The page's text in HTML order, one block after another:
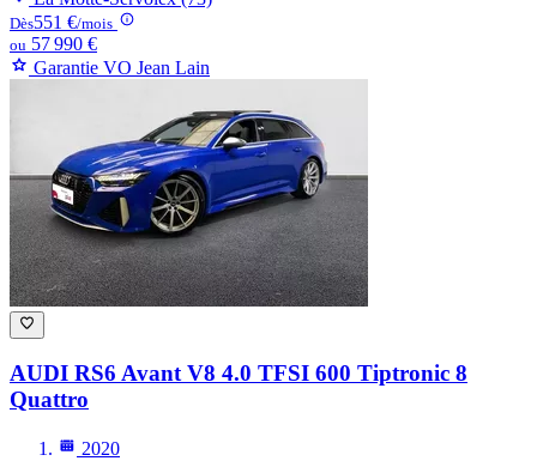
Dès551 €/mois
ou 57 990 €
Garantie VO Jean Lain
AUDI RS6 Avant V8 4.0 TFSI 600 Tiptronic 8
Quattro
2020